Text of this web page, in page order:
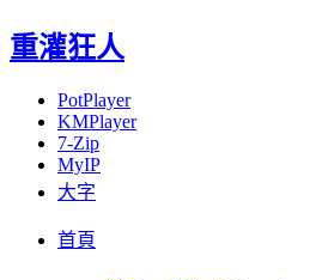
重灌狂人
PotPlayer
KMPlayer
7-Zip
MyIP
大字
首頁